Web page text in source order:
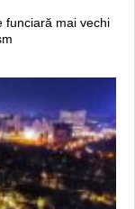
funciară mai vechi